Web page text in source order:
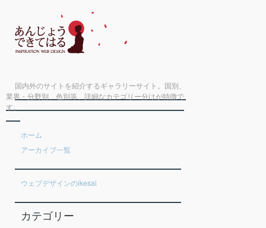
国内外のサイトを紹介するギャラリーサイト。国別、
業界・分野別、色別等、詳細なカテゴリー分けが特徴で
す。
ホーム
アーカイブ一覧
ウェブデザインのikesai
カテゴリー